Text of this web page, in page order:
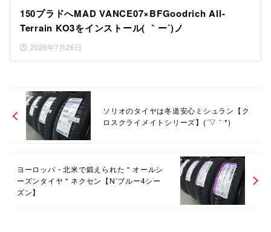
150プラドへMAD VANCE07×BFGoodrich All-
Terrain KO3をインストール( ｀ー´)ノ
2026年7月26日
ソリオのタイヤは冬道安心ミシュラン【ク
ロスクライメイトシリーズ】(´▽｀*)
ヨーロッパ・北米で鍛えられた＂オールシ
ーズンタイヤ＂ネクセン【N’ブルー4シー
ズン】